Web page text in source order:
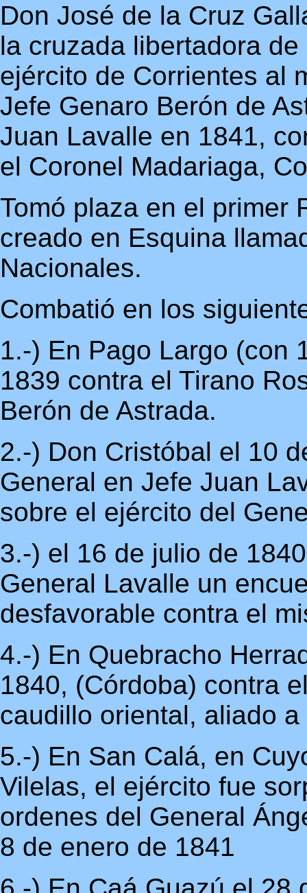
Don José de la Cruz
la cruzada libertadora
ejército de Corrientes al
Jefe Genaro Berón de
Juan Lavalle en 1841,
el Coronel Madariaga,
Tomó plaza en el primer
creado en Esquina
Nacionales.
Combatió en los
1.-) En Pago Largo (con
1839 contra el Tirano
Berón de Astrada.
2.-) Don Cristóbal el 10
General en Jefe Juan
sobre el ejército del
3.-) el 16 de julio de
General Lavalle un
desfavorable contra el
4.-) En Quebracho
1840, (Córdoba) contra
caudillo oriental, aliado
5.-) En San Calá, en
Vilelas, el ejército fue
ordenes del General
8 de enero de 1841